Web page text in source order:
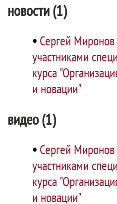
новости (1)
• Сергей Миронов
участниками
курса
и новации"
видео (1)
• Сергей Миронов
участниками
курса
и новации"